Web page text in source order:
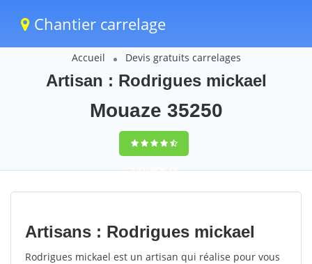
Chantier carrelage
Accueil Devis gratuits carrelages
Artisan : Rodrigues mickael
Mouaze 35250
9,5(100%)73
votes
Artisans : Rodrigues mickael
Rodrigues mickael est un artisan qui réalise pour vous